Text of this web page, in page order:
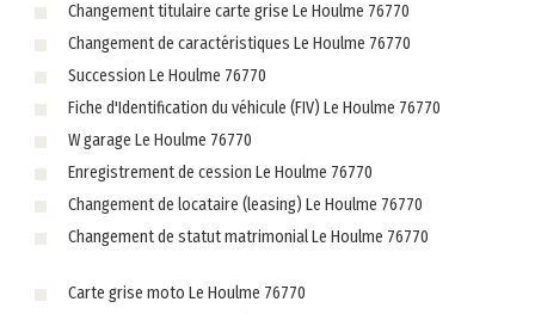
Changement titulaire carte grise Le Houlme 76770
Changement de caractéristiques Le Houlme 76770
Succession Le Houlme 76770
Fiche d'Identification du véhicule (FIV) Le Houlme 76770
W garage Le Houlme 76770
Enregistrement de cession Le Houlme 76770
Changement de locataire (leasing) Le Houlme 76770
Changement de statut matrimonial Le Houlme 76770
Carte grise moto Le Houlme 76770